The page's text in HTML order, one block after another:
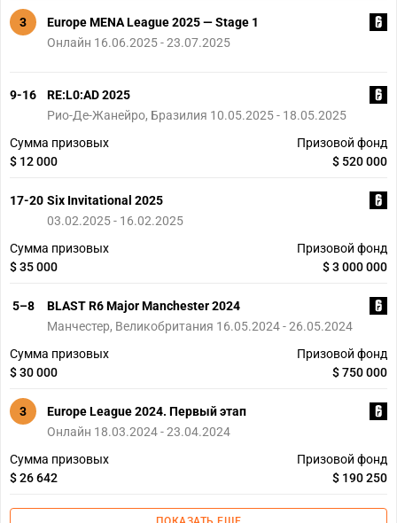
3
Europe MENA League 2025 — Stage 1
Онлайн 16.06.2025 - 23.07.2025
9-16
RE:L0:AD 2025
Рио-Де-Жанейро, Бразилия 10.05.2025 - 18.05.2025
Сумма призовых
$ 12 000
Призовой фонд
$ 520 000
17-20 Six Invitational 2025
03.02.2025 - 16.02.2025
Сумма призовых
$ 35 000
Призовой фонд
$ 3 000 000
5–8
BLAST R6 Major Manchester 2024
Манчестер, Великобритания 16.05.2024 - 26.05.2024
Сумма призовых
$ 30 000
Призовой фонд
$ 750 000
3
Europe League 2024. Первый этап
Онлайн 18.03.2024 - 23.04.2024
Сумма призовых
$ 26 642
Призовой фонд
$ 190 250